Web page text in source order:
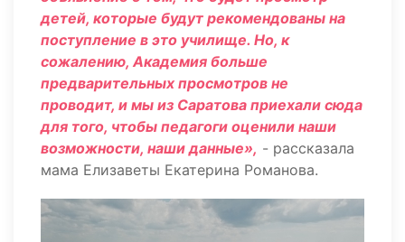
детей, которые будут рекомендованы на
поступление в это училище. Но, к
сожалению, Академия больше
предварительных просмотров не
проводит, и мы из Саратова приехали сюда
для того, чтобы педагоги оценили наши
возможности, наши данные», - рассказала
мама Елизаветы Екатерина Романова.